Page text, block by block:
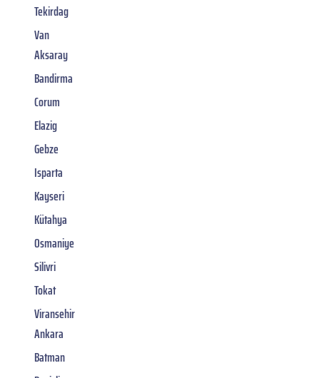
Tekirdag
Van
Aksaray
Bandirma
Corum
Elazig
Gebze
Isparta
Kayseri
Kütahya
Osmaniye
Silivri
Tokat
Viransehir
Ankara
Batman